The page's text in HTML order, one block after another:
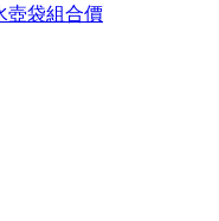
壺袋組合價